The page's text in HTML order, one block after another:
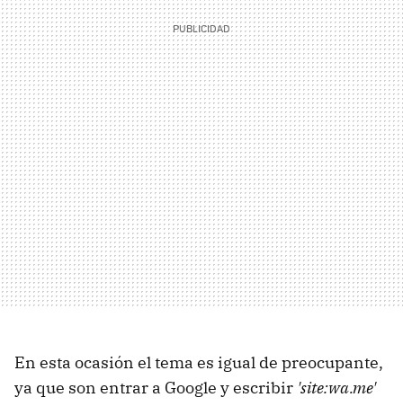
En esta ocasión el tema es igual de preocupante,
ya que son entrar a Google y escribir 'site:wa.me'